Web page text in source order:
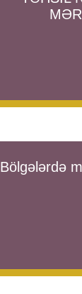
Bölgələrdə